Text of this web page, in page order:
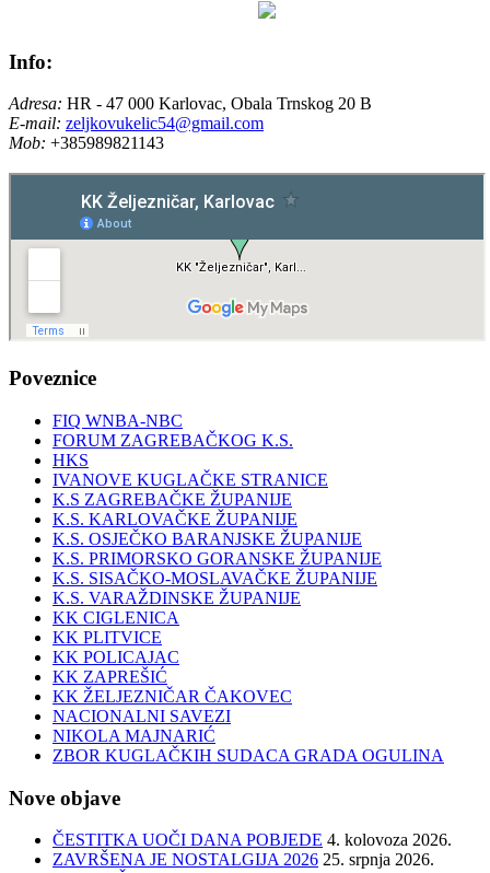
Info:
Adresa: HR - 47 000 Karlovac, Obala Trnskog 20 B
E-mail: zeljkovukelic54@gmail.com
Mob: +385989821143
Poveznice
FIQ WNBA-NBC
FORUM ZAGREBAČKOG K.S.
HKS
IVANOVE KUGLAČKE STRANICE
K.S ZAGREBAČKE ŽUPANIJE
K.S. KARLOVAČKE ŽUPANIJE
K.S. OSJEČKO BARANJSKE ŽUPANIJE
K.S. PRIMORSKO GORANSKE ŽUPANIJE
K.S. SISAČKO-MOSLAVAČKE ŽUPANIJE
K.S. VARAŽDINSKE ŽUPANIJE
KK CIGLENICA
KK PLITVICE
KK POLICAJAC
KK ZAPREŠIĆ
KK ŽELJEZNIČAR ČAKOVEC
NACIONALNI SAVEZI
NIKOLA MAJNARIĆ
ZBOR KUGLAČKIH SUDACA GRADA OGULINA
Nove objave
ČESTITKA UOČI DANA POBJEDE 4. kolovoza 2026.
ZAVRŠENA JE NOSTALGIJA 2026 25. srpnja 2026.